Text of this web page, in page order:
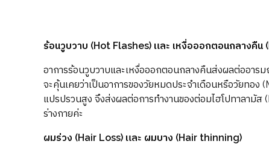
ร้อนวูบวาบ (Hot Flashes) และ เหงื่อออกตอนกลางคืน
อาการร้อนวูบวาบและเหงื่อออกตอนกลางคืนส่งผลต่ออาร
จะคุ้นเคยว่าเป็นอาการของวัยหมดประจำเดือนหรือวัยทอง
แปรปรวนสูง จึงส่งผลต่อการทำงานของต่อมไฮโปทาลา
ร่างกายค่ะ
ผมร่วง (Hair Loss) และ ผมบาง (Hair thinning)